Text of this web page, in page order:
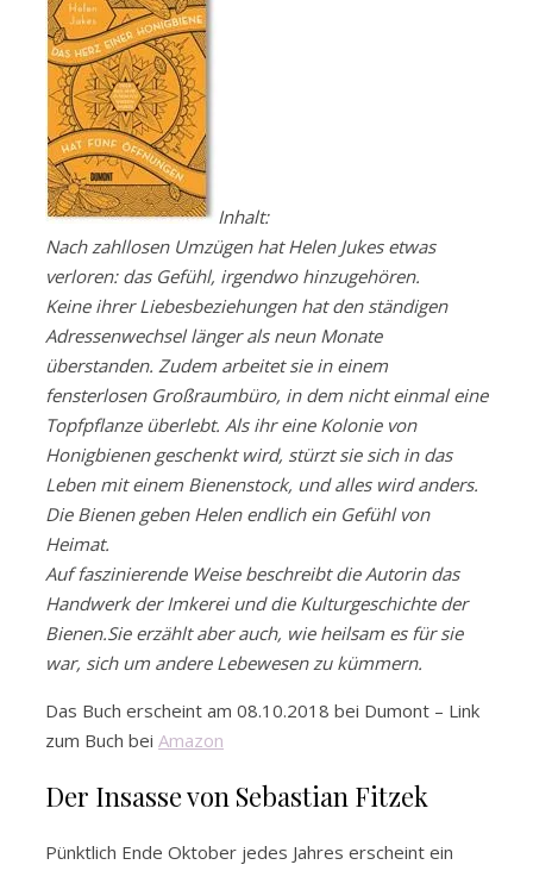
Inhalt:
Nach zahllosen Umzügen hat Helen Jukes etwas
verloren: das Gefühl, irgendwo hinzugehören.
Keine ihrer Liebesbeziehungen hat den ständigen
Adressenwechsel länger als neun Monate
überstanden. Zudem arbeitet sie in einem
fensterlosen Großraumbüro, in dem nicht einmal eine
Topfpflanze überlebt. Als ihr eine Kolonie von
Honigbienen geschenkt wird, stürzt sie sich in das
Leben mit einem Bienenstock, und alles wird anders.
Die Bienen geben Helen endlich ein Gefühl von
Heimat.
Auf faszinierende Weise beschreibt die Autorin das
Handwerk der Imkerei und die Kulturgeschichte der
Bienen.Sie erzählt aber auch, wie heilsam es für sie
war, sich um andere Lebewesen zu kümmern.
Das Buch erscheint am 08.10.2018 bei Dumont – Link
zum Buch bei Amazon
Der Insasse von Sebastian Fitzek
Pünktlich Ende Oktober jedes Jahres erscheint ein